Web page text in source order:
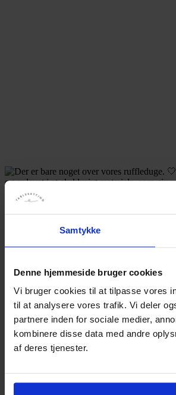
Samtykke
Denne hjemmeside bruger cookies
Vi bruger cookies til at tilpasse vores
til at analysere vores trafik. Vi deler
partnere inden for sociale medier,
kombinere disse data med andre
af deres tjenester.